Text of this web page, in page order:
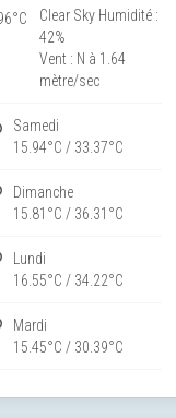
Clear Sky Humidité :
42%
Vent : N à 1.64
mètre/sec
Samedi
15.94°C / 33.37°C
Dimanche
15.81°C / 36.31°C
Lundi
16.55°C / 34.22°C
Mardi
15.45°C / 30.39°C